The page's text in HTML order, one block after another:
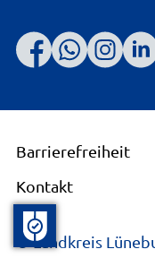
Barrierefreiheit
Kontakt
© Landkreis